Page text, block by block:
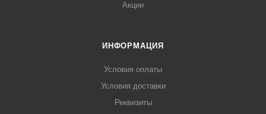
Акции
ИНФОРМАЦИЯ
Условия оплаты
Условия доставки
Реквизиты